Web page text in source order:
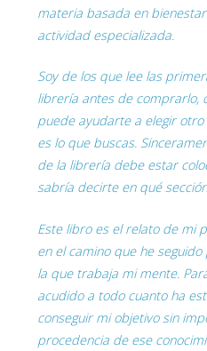
materia basada en
actividad especializada.
Soy de los que lee las
librería antes de comprarlo,
puede ayudarte a elegir
es lo que buscas.
de la librería debe estar
sabría decirte en qué
Este libro es el relato de mi
en el camino que he
la que trabaja mi mente.
acudido a todo cuanto ha
conseguir mi objetivo sin
procedencia de ese